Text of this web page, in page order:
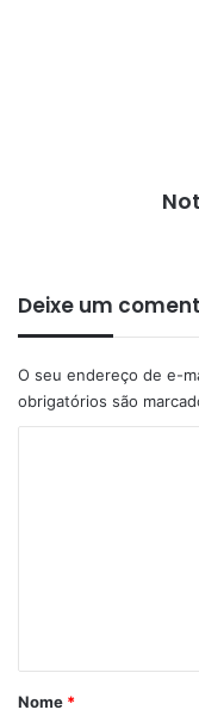
Deixe um
O seu endereço de e-
obrigatórios são
r
Nome *